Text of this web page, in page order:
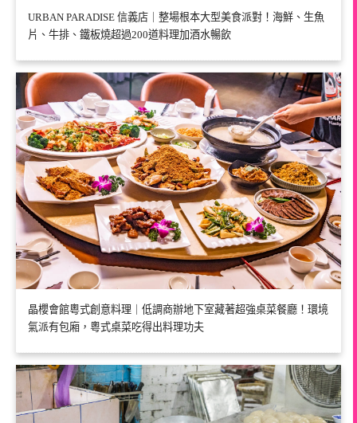
URBAN PARADISE 信義店｜整場根本大型美食派對！海鮮、生魚
片、牛排、鐵板燒超過200道料理加酒水暢飲
晶櫻會館粵式創意料理｜低調商辦地下室藏著超強桌菜餐廳！環境
氣派有包廂，粵式桌菜吃得出料理功夫